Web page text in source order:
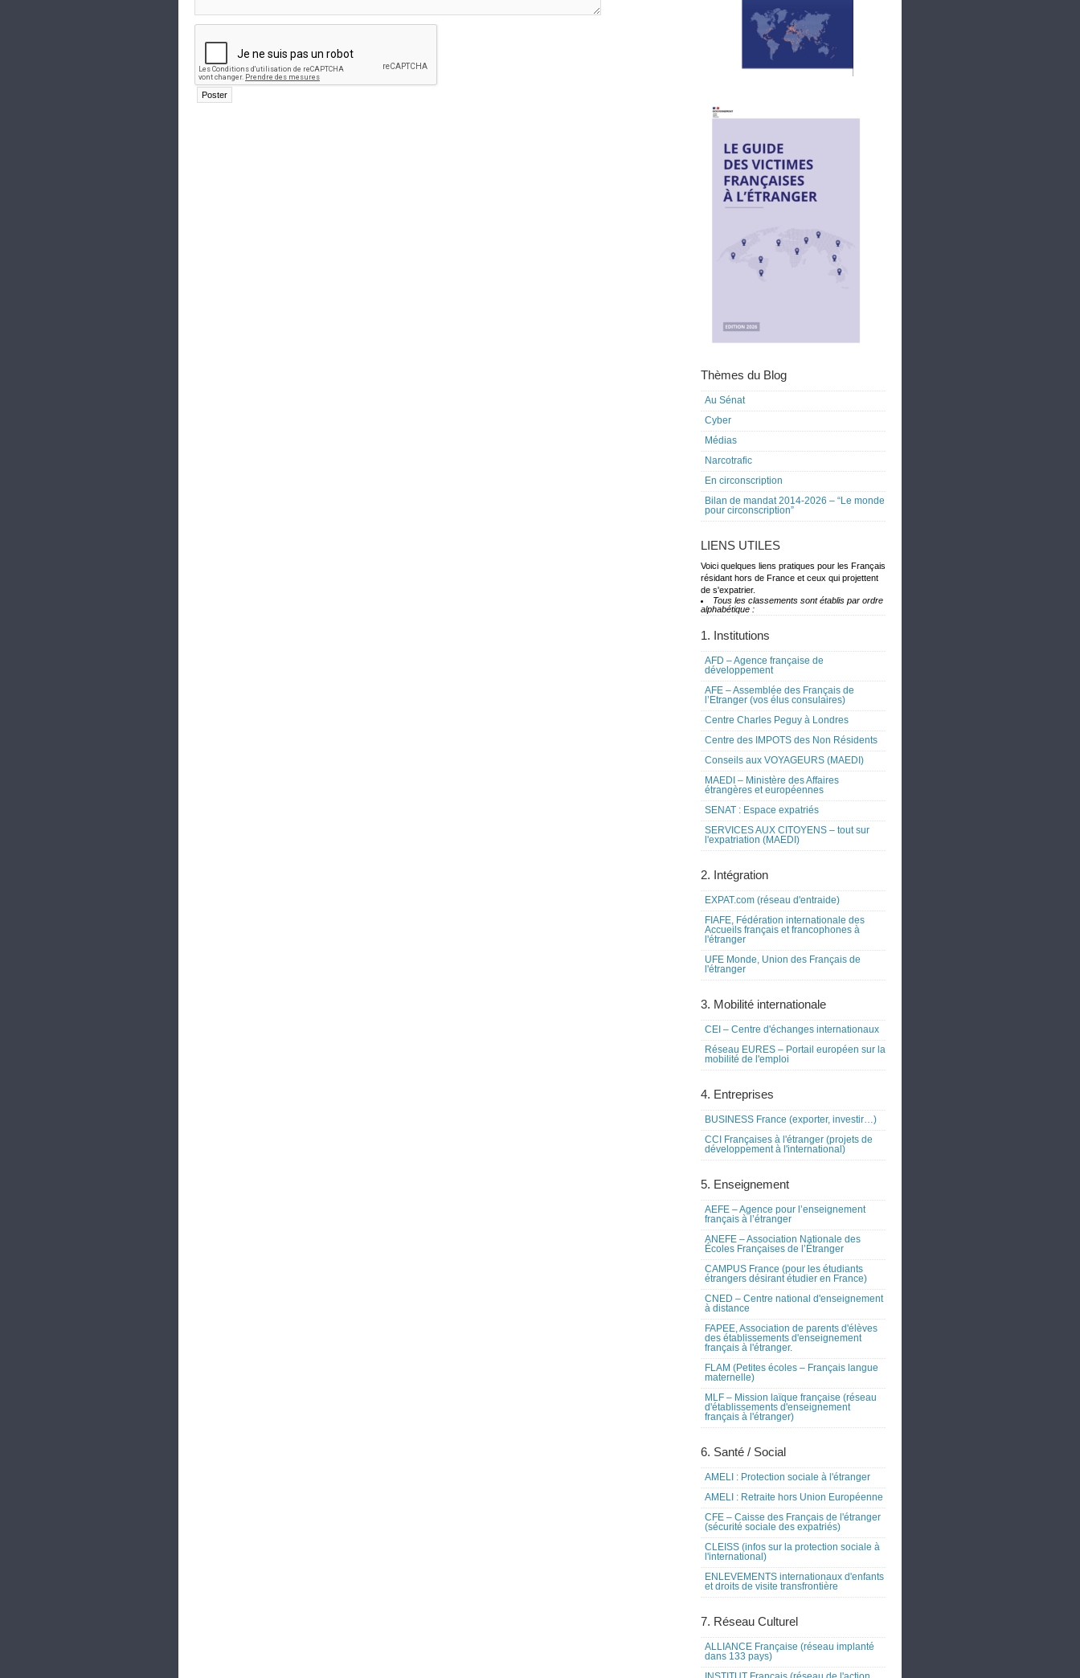
Thèmes du Blog
Au Sénat
Cyber
Médias
Narcotrafic
En circonscription
Bilan de mandat 2014-2026 – “Le monde
pour circonscription”
LIENS UTILES
Voici quelques liens pratiques pour les Français
résidant hors de France et ceux qui projettent
de s'expatrier.
Tous les classements sont établis par ordre
alphabétique :
1. Institutions
AFD – Agence française de
développement
AFE – Assemblée des Français de
l’Etranger (vos élus consulaires)
Centre Charles Peguy à Londres
Centre des IMPOTS des Non Résidents
Conseils aux VOYAGEURS (MAEDI)
MAEDI – Ministère des Affaires
étrangères et européennes
SENAT : Espace expatriés
SERVICES AUX CITOYENS – tout sur
l'expatriation (MAEDI)
2. Intégration
EXPAT.com (réseau d'entraide)
FIAFE, Fédération internationale des
Accueils français et francophones à
l'étranger
UFE Monde, Union des Français de
l'étranger
3. Mobilité internationale
CEI – Centre d'échanges internationaux
Réseau EURES – Portail européen sur la
mobilité de l'emploi
4. Entreprises
BUSINESS France (exporter, investir…)
CCI Françaises à l'étranger (projets de
développement à l'international)
5. Enseignement
AEFE – Agence pour l’enseignement
français à l’étranger
ANEFE – Association Nationale des
Écoles Françaises de l’Étranger
CAMPUS France (pour les étudiants
étrangers désirant étudier en France)
CNED – Centre national d'enseignement
à distance
FAPEE, Association de parents d'élèves
des établissements d'enseignement
français à l'étranger.
FLAM (Petites écoles – Français langue
maternelle)
MLF – Mission laïque française (réseau
d'établissements d'enseignement
français à l'étranger)
6. Santé / Social
AMELI : Protection sociale à l'étranger
AMELI : Retraite hors Union Européenne
CFE – Caisse des Français de l'étranger
(sécurité sociale des expatriés)
CLEISS (infos sur la protection sociale à
l'international)
ENLEVEMENTS internationaux d'enfants
et droits de visite transfrontière
7. Réseau Culturel
ALLIANCE Française (réseau implanté
dans 133 pays)